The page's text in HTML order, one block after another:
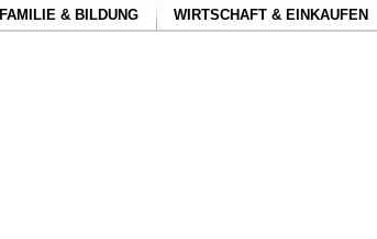
FAMILIE & BILDUNG WIRTSCHAFT & EINKAUFEN